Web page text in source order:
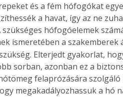
és a fém hófogókat
a havat, így az ne
szükséges hófogóelemek
ismeretében a
Elterjedt gyakorlat,
sorban, azonban ez a
felaprózására
megakadályozhassuk a hó